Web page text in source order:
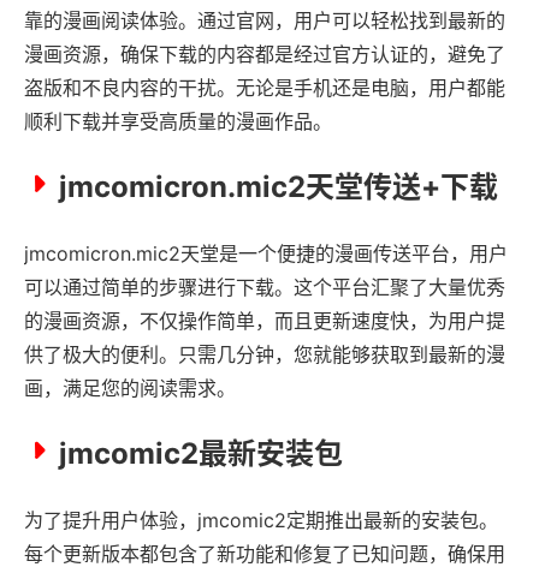
靠的漫画阅读体验。通过官网，用户可以轻松找到最新的
漫画资源，确保下载的内容都是经过官方认证的，避免了
盗版和不良内容的干扰。无论是手机还是电脑，用户都能
顺利下载并享受高质量的漫画作品。
jmcomicron.mic2天堂传送+下载
jmcomicron.mic2天堂是一个便捷的漫画传送平台，用户
可以通过简单的步骤进行下载。这个平台汇聚了大量优秀
的漫画资源，不仅操作简单，而且更新速度快，为用户提
供了极大的便利。只需几分钟，您就能够获取到最新的漫
画，满足您的阅读需求。
jmcomic2最新安装包
为了提升用户体验，jmcomic2定期推出最新的安装包。
每个更新版本都包含了新功能和修复了已知问题，确保用